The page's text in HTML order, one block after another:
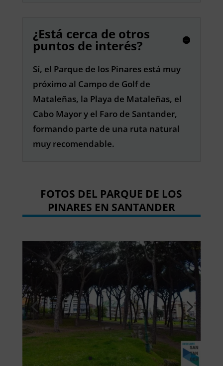
¿Está cerca de otros
puntos de interés?
Sí, el Parque de los Pinares está muy
próximo al Campo de Golf de
Mataleñas, la Playa de Mataleñas, el
Cabo Mayor y el Faro de Santander,
formando parte de una ruta natural
muy recomendable.
FOTOS DEL PARQUE DE LOS
PINARES EN SANTANDER